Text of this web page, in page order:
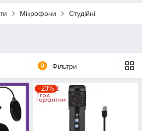
Мікрофони Студійні
0 Фільтри
–23%